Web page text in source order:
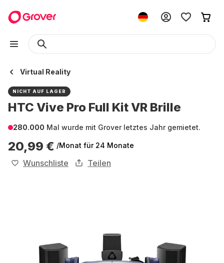
Virtual Reality
NICHT AUF LAGER
HTC Vive Pro Full Kit VR Brille
280.000 Mal wurde mit Grover letztes Jahr gemietet.
20,99 € /Monat für 24 Monate
Wunschliste Teilen